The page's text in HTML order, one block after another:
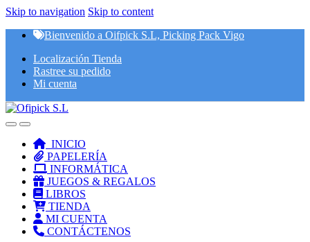
Skip to navigation Skip to content
Bienvenido a Oifpick S.L, Picking Pack Vigo
Localización Tienda
Rastree su pedido
Mi cuenta
INICIO
PAPELERÍA
INFORMÁTICA
JUEGOS & REGALOS
LIBROS
TIENDA
MI CUENTA
CONTÁCTENOS